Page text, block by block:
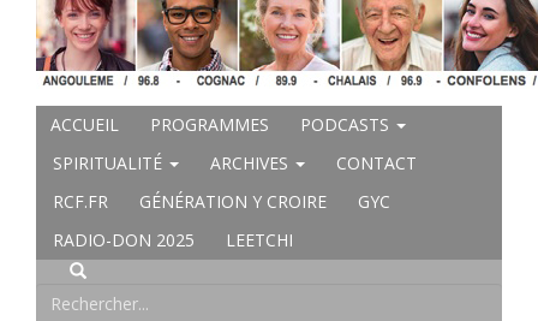
ACCUEIL PROGRAMMES
PODCASTS
SPIRITUALITÉ
ARCHIVES
CONTACT
RCF.FR
GÉNÉRATION Y CROIRE
GYC
RADIO-DON 2025
LEETCHI